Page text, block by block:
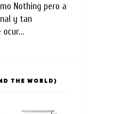
Nothing pero a
y tan
ocur...
THE WORLD)